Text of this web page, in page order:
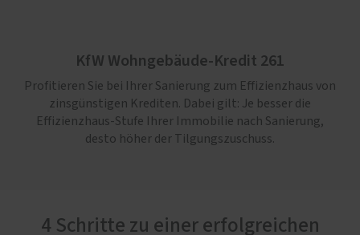
KfW Wohngebäude-Kredit 261
Profitieren Sie bei Ihrer Sanierung zum Effizienzhaus von
zinsgünstigen Krediten. Dabei gilt: Je besser die
Effizienz­haus-Stufe Ihrer Immo­bilie nach Sanierung,
desto höher der Tilgungszuschuss.
4 Schritte zu einer erfolgreichen